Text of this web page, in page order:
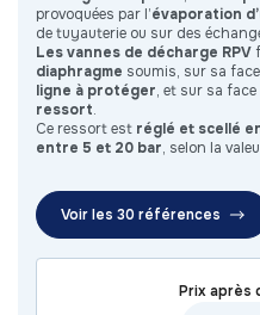
provoquées par l’évaporation
de tuyauterie ou sur des
Les vannes de décharge RPV
diaphragme soumis, sur sa
ligne à protéger, et sur sa face
ressort.
Ce ressort est réglé et scellé
entre 5 et 20 bar, selon la
Voir les 30 références
Prix après